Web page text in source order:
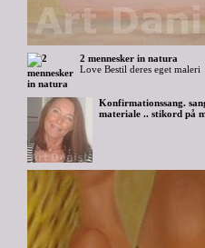
2 mennesker in natura
Love Bestil deres eget maleri
Konfirmationssang.
materiale .. stikord på